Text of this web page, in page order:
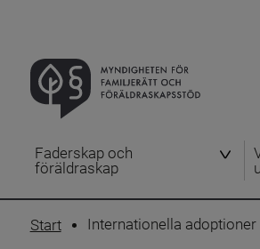
Faderskap och
föräldraskap
Start Internationella adoptioner